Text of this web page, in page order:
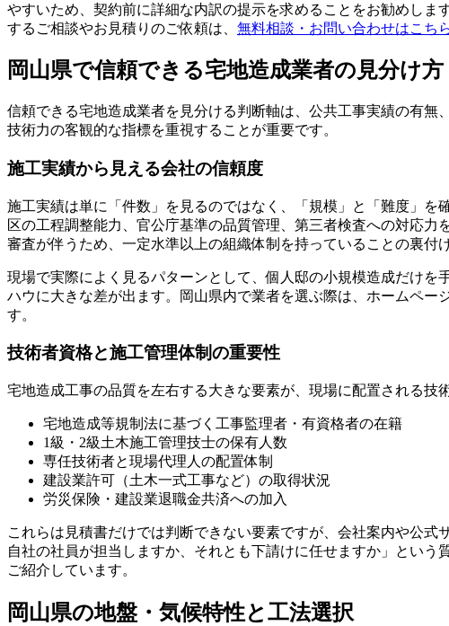
やすいため、契約前に詳細な内訳の提示を求めることをお勧めしま
するご相談やお見積りのご依頼は、 無料相談・お問い合わせはこち
岡山県で信頼できる宅地造成業者の見分け方
信頼できる宅地造成業者を見分ける判断軸は、公共工事実績の有無
技術力の客観的な指標を重視することが重要です。
施工実績から見える会社の信頼度
施工実績は単に「件数」を見るのではなく、「規模」と「難度」
区の工程調整能力、官公庁基準の品質管理、第三者検査への対応
審査が伴うため、一定水準以上の組織体制を持っていることの裏付
現場で実際によく見るパターンとして、個人邸の小規模造成だけ
ハウに大きな差が出ます。岡山県内で業者を選ぶ際は、ホームペ
す。
技術者資格と施工管理体制の重要性
宅地造成工事の品質を左右する大きな要素が、現場に配置される技
宅地造成等規制法に基づく工事監理者・有資格者の在籍
1級・2級土木施工管理技士の保有人数
専任技術者と現場代理人の配置体制
建設業許可（土木一式工事など）の取得状況
労災保険・建設業退職金共済への加入
これらは見積書だけでは判断できない要素ですが、会社案内や公
自社の社員が担当しますか、それとも下請けに任せますか」とい
ご紹介しています。
岡山県の地盤・気候特性と工法選択